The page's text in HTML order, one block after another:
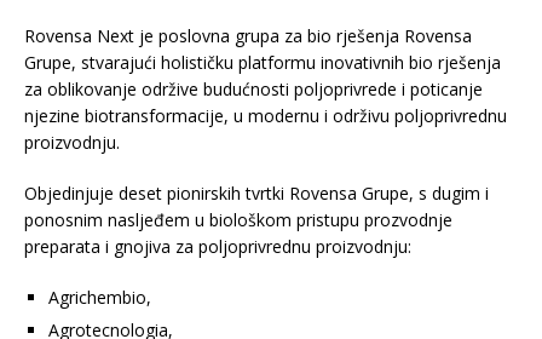
Rovensa Next je poslovna grupa za bio rješenja Rovensa
Grupe, stvarajući holističku platformu inovativnih bio rješenja
za oblikovanje održive budućnosti poljoprivrede i poticanje
njezine biotransformacije, u modernu i održivu poljoprivrednu
proizvodnju.
Objedinjuje deset pionirskih tvrtki Rovensa Grupe, s dugim i
ponosnim nasljeđem u biološkom pristupu prozvodnje
preparata i gnojiva za poljoprivrednu proizvodnju:
Agrichembio,
Agrotecnologia,